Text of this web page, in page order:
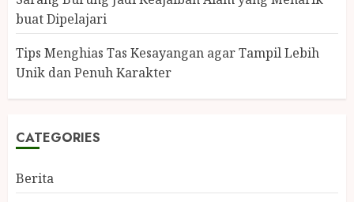
buat Dipelajari
Tips Menghias Tas Kesayangan agar Tampil Lebih
Unik dan Penuh Karakter
CATEGORIES
Berita